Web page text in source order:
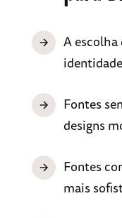
A
Fontes
designs
Fontes
mais